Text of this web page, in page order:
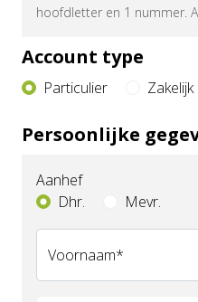
hoofdletter en 1 nummer.
Account type
Particulier Zakelijk
Persoonlijke
Aanhef
Dhr.
Mevr.
Voornaam*